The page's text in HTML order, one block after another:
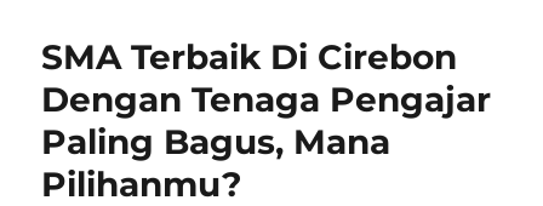
SMA Terbaik Di Cirebon
Dengan Tenaga Pengajar
Paling Bagus, Mana
Pilihanmu?